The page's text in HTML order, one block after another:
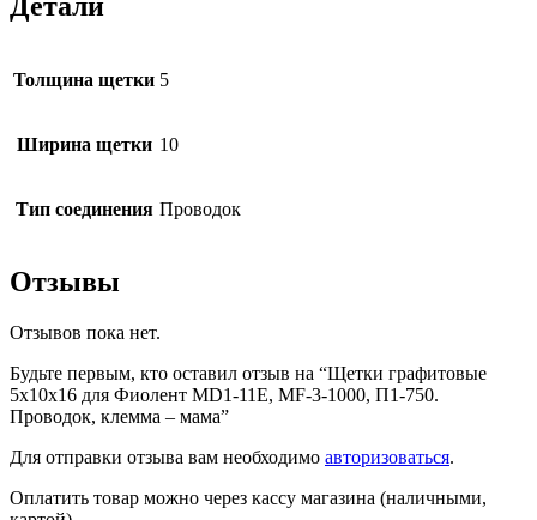
Толщина щетки 5
Ширина щетки 10
Тип соединения Проводок
Отзывы
Отзывов пока нет.
Будьте первым, кто оставил отзыв на “Щетки графитовые
5х10х16 для Фиолент MD1-11E, MF-3-1000, П1-750.
Проводок, клемма – мама”
Для отправки отзыва вам необходимо авторизоваться.
Оплатить товар можно через кассу магазина (наличными,